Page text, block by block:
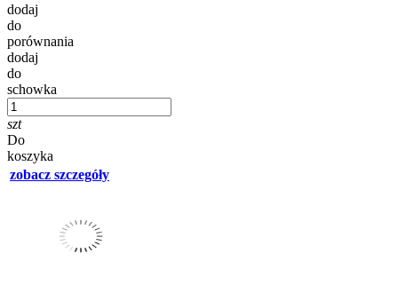
dodaj
do
porównania
dodaj
do
schowka
szt
Do
koszyka
zobacz szczegóły